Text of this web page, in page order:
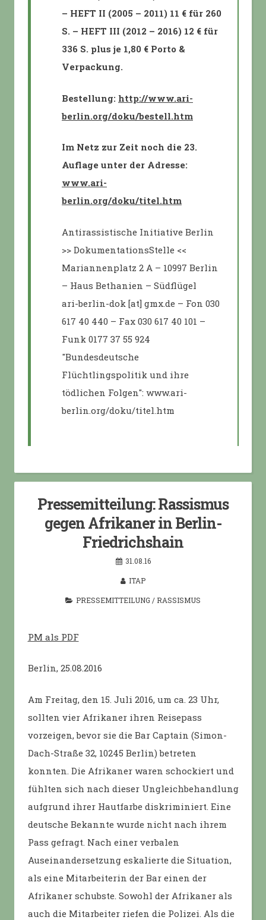
– HEFT II (2005 – 2011) 11 € für 260
S. – HEFT III (2012 – 2016) 12 € für
336 S. plus je 1,80 € Porto &
Verpackung.
Bestellung: http://www.ari-
berlin.org/doku/bestell.htm
Im Netz zur Zeit noch die 23.
Auflage unter der Adresse:
www.ari-
berlin.org/doku/titel.htm
Antirassistische Initiative Berlin
>> DokumentationsStelle <<
Mariannenplatz 2 A – 10997 Berlin
– Haus Bethanien – Südflügel
ari-berlin-dok [at] gmx.de – Fon 030
617 40 440 – Fax 030 617 40 101 –
Funk 0177 37 55 924
"Bundesdeutsche
Flüchtlingspolitik und ihre
tödlichen Folgen": www.ari-
berlin.org/doku/titel.htm
Pressemitteilung: Rassismus
gegen Afrikaner in Berlin-
Friedrichshain
31.08.16
ITAP
PRESSEMITTEILUNG / RASSISMUS
PM als PDF
Berlin, 25.08.2016
Am Freitag, den 15. Juli 2016, um ca. 23 Uhr,
sollten vier Afrikaner ihren Reisepass
vorzeigen, bevor sie die Bar Captain (Simon-
Dach-Straße 32, 10245 Berlin) betreten
konnten. Die Afrikaner waren schockiert und
fühlten sich nach dieser Ungleichbehandlung
aufgrund ihrer Hautfarbe diskriminiert. Eine
deutsche Bekannte wurde nicht nach ihrem
Pass gefragt. Nach einer verbalen
Auseinandersetzung eskalierte die Situation,
als eine Mitarbeiterin der Bar einen der
Afrikaner schubste. Sowohl der Afrikaner als
auch die Mitarbeiter riefen die Polizei. Als die